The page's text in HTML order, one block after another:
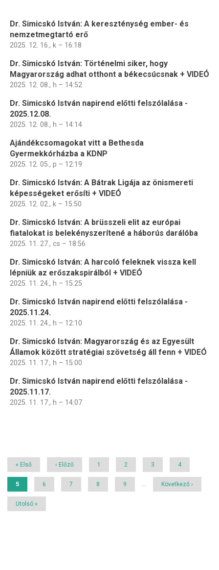
Dr. Simicskó István: A kereszténység ember- és
nemzetmegtartó erő
2025. 12. 16., k – 16:18
Dr. Simicskó István: Történelmi siker, hogy
Magyarország adhat otthont a békecsúcsnak + VIDEÓ
2025. 12. 08., h – 14:52
Dr. Simicskó István napirend előtti felszólalása -
2025.12.08.
2025. 12. 08., h – 14:14
Ajándékcsomagokat vitt a Bethesda
Gyermekkórházba a KDNP
2025. 12. 05., p – 12:19
Dr. Simicskó István: A Bátrak Ligája az önismereti
képességeket erősíti + VIDEÓ
2025. 12. 02., k – 15:50
Dr. Simicskó István: A brüsszeli elit az európai
fiatalokat is belekényszerítené a háborús darálóba
2025. 11. 27., cs – 18:56
Dr. Simicskó István: A harcoló feleknek vissza kell
lépniük az erőszakspirálból + VIDEÓ
2025. 11. 24., h – 15:25
Dr. Simicskó István napirend előtti felszólalása -
2025.11.24.
2025. 11. 24., h – 12:10
Dr. Simicskó István: Magyarország és az Egyesült
Államok között stratégiai szövetség áll fenn + VIDEÓ
2025. 11. 17., h – 15:00
Dr. Simicskó István napirend előtti felszólalása -
2025.11.17.
2025. 11. 17., h – 14:07
Első
« Első
Előző
‹ Előző Page
1 Page
2 Page
3 Page
4
Jelenlegi
5 Page
6 Page
7 Page
8 Page
9
Következő
Következő ›
Utolsó
Utolsó »